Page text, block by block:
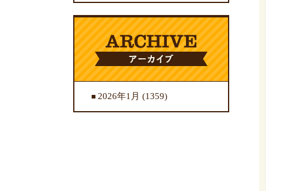
2026年1月 (1359)